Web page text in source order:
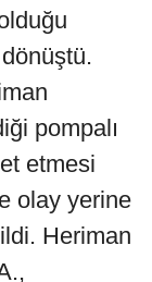
pompalı
etmesi
olay yerine
Heriman